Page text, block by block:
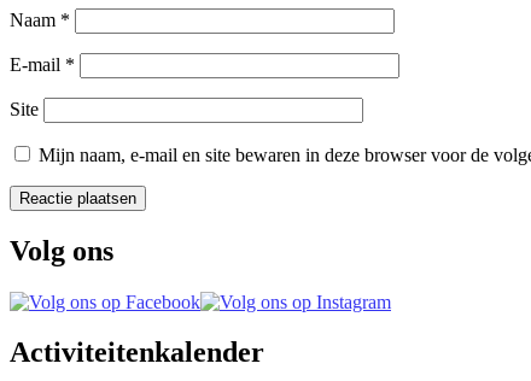
Naam *
E-mail *
Site
Mijn naam, e-mail en site bewaren in deze browser voor de
Volg ons
Activiteitenkalender